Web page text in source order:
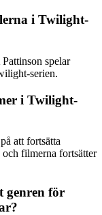
i Twilight-
spelar
serien.
i Twilight-
att fortsätta
filmerna fortsätter
genren för